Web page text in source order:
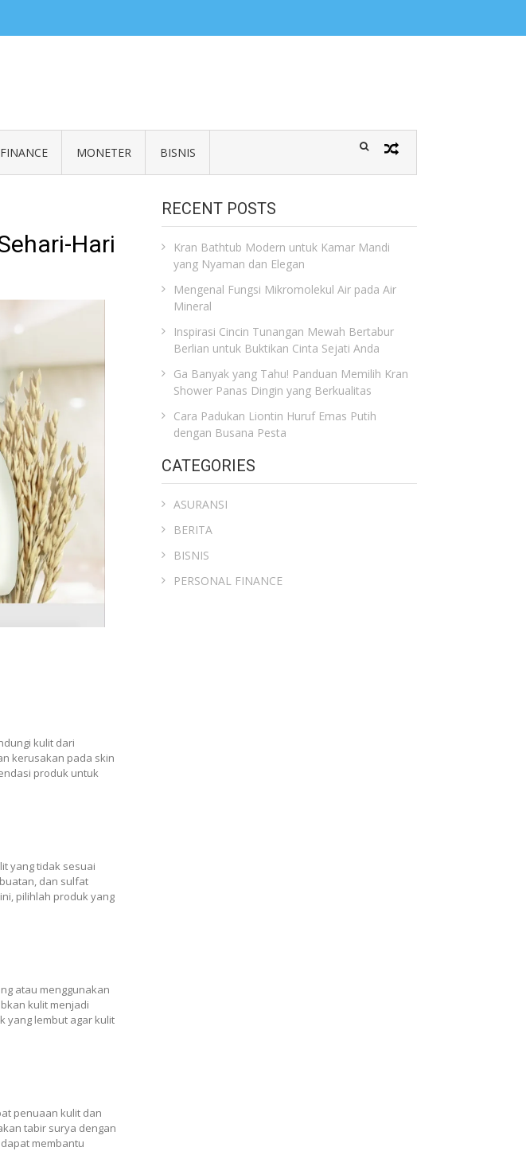
MONETER BISNIS
Hari
kulit dari
kerusakan pada skin
produk untuk
yang tidak sesuai
dan sulfat
pilihlah produk yang
atau menggunakan
kulit menjadi
yang lembut agar kulit
penuaan kulit dan
tabir surya dengan
membantu
RECENT POSTS
Kran Bathtub Modern untuk Kamar Mandi
yang Nyaman dan Elegan
Mengenal Fungsi Mikromolekul Air pada Air
Mineral
Inspirasi Cincin Tunangan Mewah Bertabur
Berlian untuk Buktikan Cinta Sejati Anda
Ga Banyak yang Tahu! Panduan Memilih Kran
Shower Panas Dingin yang Berkualitas
Cara Padukan Liontin Huruf Emas Putih
dengan Busana Pesta
CATEGORIES
ASURANSI
BERITA
BISNIS
PERSONAL FINANCE